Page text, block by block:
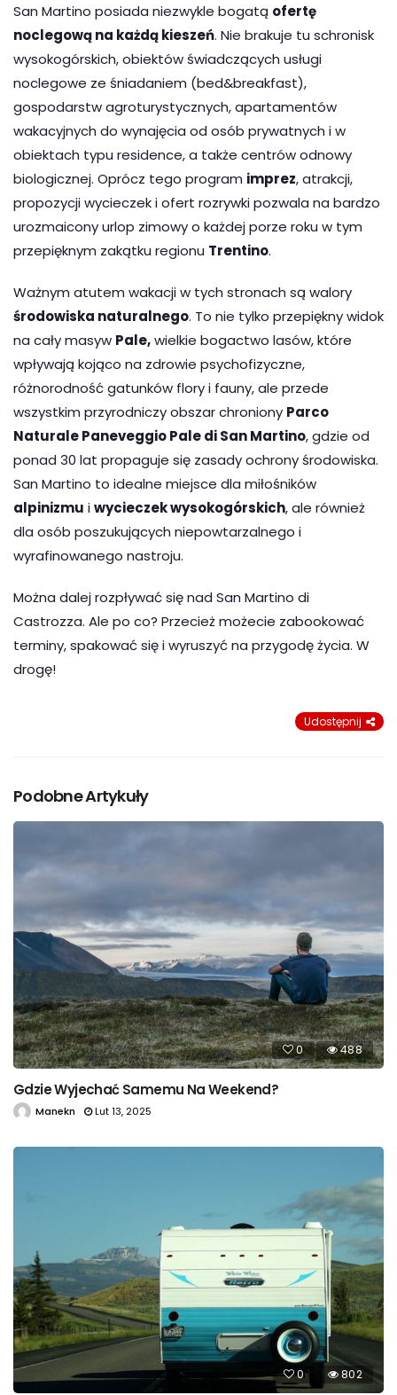
San Martino posiada niezwykle bogatą ofertę
noclegową na każdą kieszeń. Nie brakuje tu schronisk
wysokogórskich, obiektów świadczących usługi
noclegowe ze śniadaniem (bed&breakfast),
gospodarstw agroturystycznych, apartamentów
wakacyjnych do wynajęcia od osób prywatnych i w
obiektach typu residence, a także centrów odnowy
biologicznej. Oprócz tego program imprez, atrakcji,
propozycji wycieczek i ofert rozrywki pozwala na bardzo
urozmaicony urlop zimowy o każdej porze roku w tym
przepięknym zakątku regionu Trentino.
Ważnym atutem wakacji w tych stronach są walory
środowiska naturalnego. To nie tylko przepiękny widok
na cały masyw Pale,wielkie bogactwo lasów, które
wpływają kojąco na zdrowie psychofizyczne,
różnorodność gatunków flory i fauny, ale przede
wszystkim przyrodniczy obszar chroniony Parco
Naturale Paneveggio Pale di San Martino, gdzie od
ponad 30 lat propaguje się zasady ochrony środowiska.
San Martino to idealne miejsce dla miłośników
alpinizmu iwycieczek wysokogórskich, ale również
dla osób poszukujących niepowtarzalnego i
wyrafinowanego nastroju.
Można dalej rozpływać się nad San Martino di
Castrozza. Ale po co? Przecież możecie zabookować
terminy, spakować się i wyruszyć na przygodę życia. W
drogę!
Udostępnij
Podobne Artykuły
0 488
Gdzie Wyjechać Samemu Na Weekend?
Manekn Lut 13, 2025
0 802